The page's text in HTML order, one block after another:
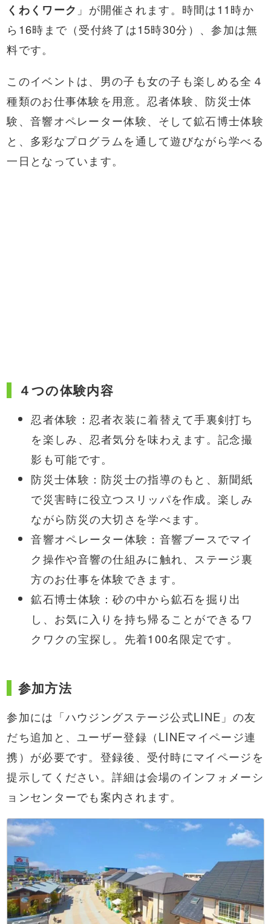
くわくワーク 」が開催されます。時間は11時か
ら16時まで（受付終了は15時30分）、参加は無
料です。
このイベントは、男の子も女の子も楽しめる全４
種類のお仕事体験を用意。忍者体験、防災士体
験、音響オペレーター体験、そして鉱石博士体験
と、多彩なプログラムを通して遊びながら学べる
一日となっています。
４つの体験内容
忍者体験：忍者衣装に着替えて手裏剣打ち
を楽しみ、忍者気分を味わえます。記念撮
影も可能です。
防災士体験：防災士の指導のもと、新聞紙
で災害時に役立つスリッパを作成。楽しみ
ながら防災の大切さを学べます。
音響オペレーター体験：音響ブースでマイ
ク操作や音響の仕組みに触れ、ステージ裏
方のお仕事を体験できます。
鉱石博士体験：砂の中から鉱石を掘り出
し、お気に入りを持ち帰ることができるワ
クワクの宝探し。先着100名限定です。
参加方法
参加には「ハウジングステージ公式LINE」の友
だち追加と、ユーザー登録（LINEマイページ連
携）が必要です。登録後、受付時にマイページを
提示してください。詳細は会場のインフォメーシ
ョンセンターでも案内されます。